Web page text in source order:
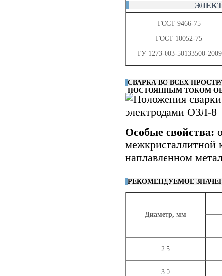
ГОСТ 9466-75
ГОСТ 10052-75
ТУ 1273-003-50133500-2009
СВАРКА ВО ВСЕХ
ПОСТОЯННЫМ ТОКОМ
Особые свойства:
межкристаллитной
наплавленном
РЕКОМЕНДУЕМОЕ
Диаметр, мм
2.5
3.0